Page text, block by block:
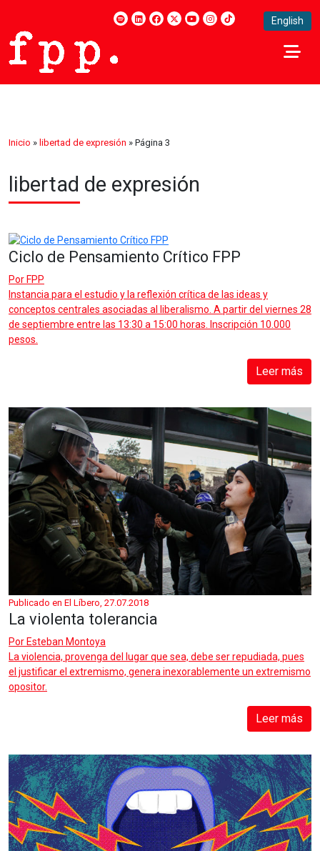
English
Inicio » libertad de expresión » Página 3
libertad de expresión
Ciclo de Pensamiento Crítico FPP
Por FPP
Instancia para el estudio y la reflexión crítica de las ideas y
conceptos centrales asociadas al liberalismo. A partir del viernes 28
de septiembre entre las 13:30 a 15:00 horas. Inscripción 10.000
pesos.
Leer más
Publicado en El Líbero, 27.07.2018
La violenta tolerancia
Por Esteban Montoya
La violencia, provenga del lugar que sea, debe ser repudiada, pues
el justificar el extremismo, genera inexorablemente un extremismo
opositor.
Leer más